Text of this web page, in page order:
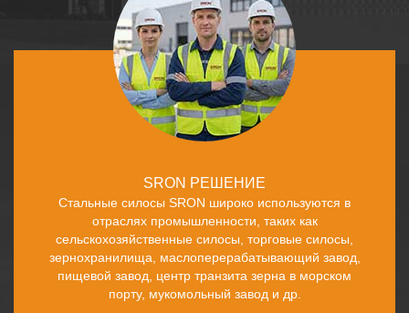
SRON РЕШЕНИЕ
Стальные силосы SRON широко используются в
отраслях промышленности, таких как
сельскохозяйственные силосы, торговые силосы,
зернохранилища, маслоперерабатывающий завод,
пищевой завод, центр транзита зерна в морском
порту, мукомольный завод и др.